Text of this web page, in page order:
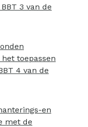
3 van de
toepassen
4 van de
en
met de